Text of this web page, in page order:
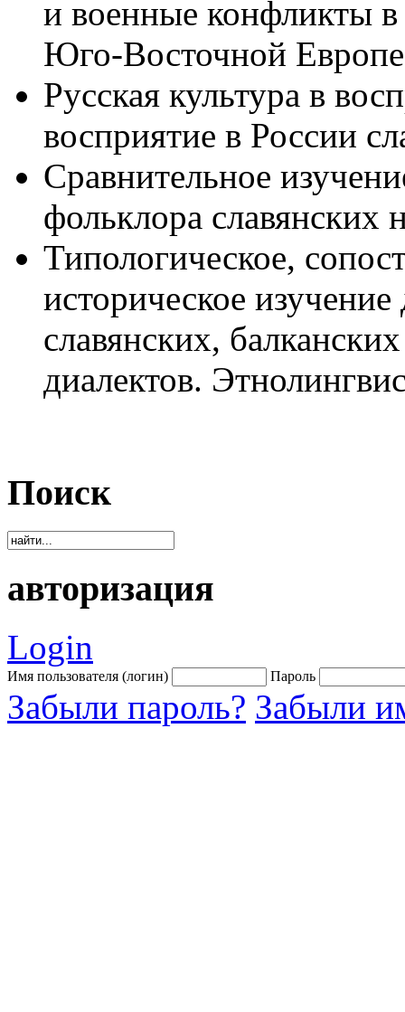
и военные конфликты
Юго-Восточной Европе
Русская культура в
восприятие в России
Сравнительное
фольклора славянских
Типологическое,
историческое
славянских,
диалектов.
Поиск
авторизация
Login
Имя пользователя (логин) Пароль
Забыли пароль? Забыли